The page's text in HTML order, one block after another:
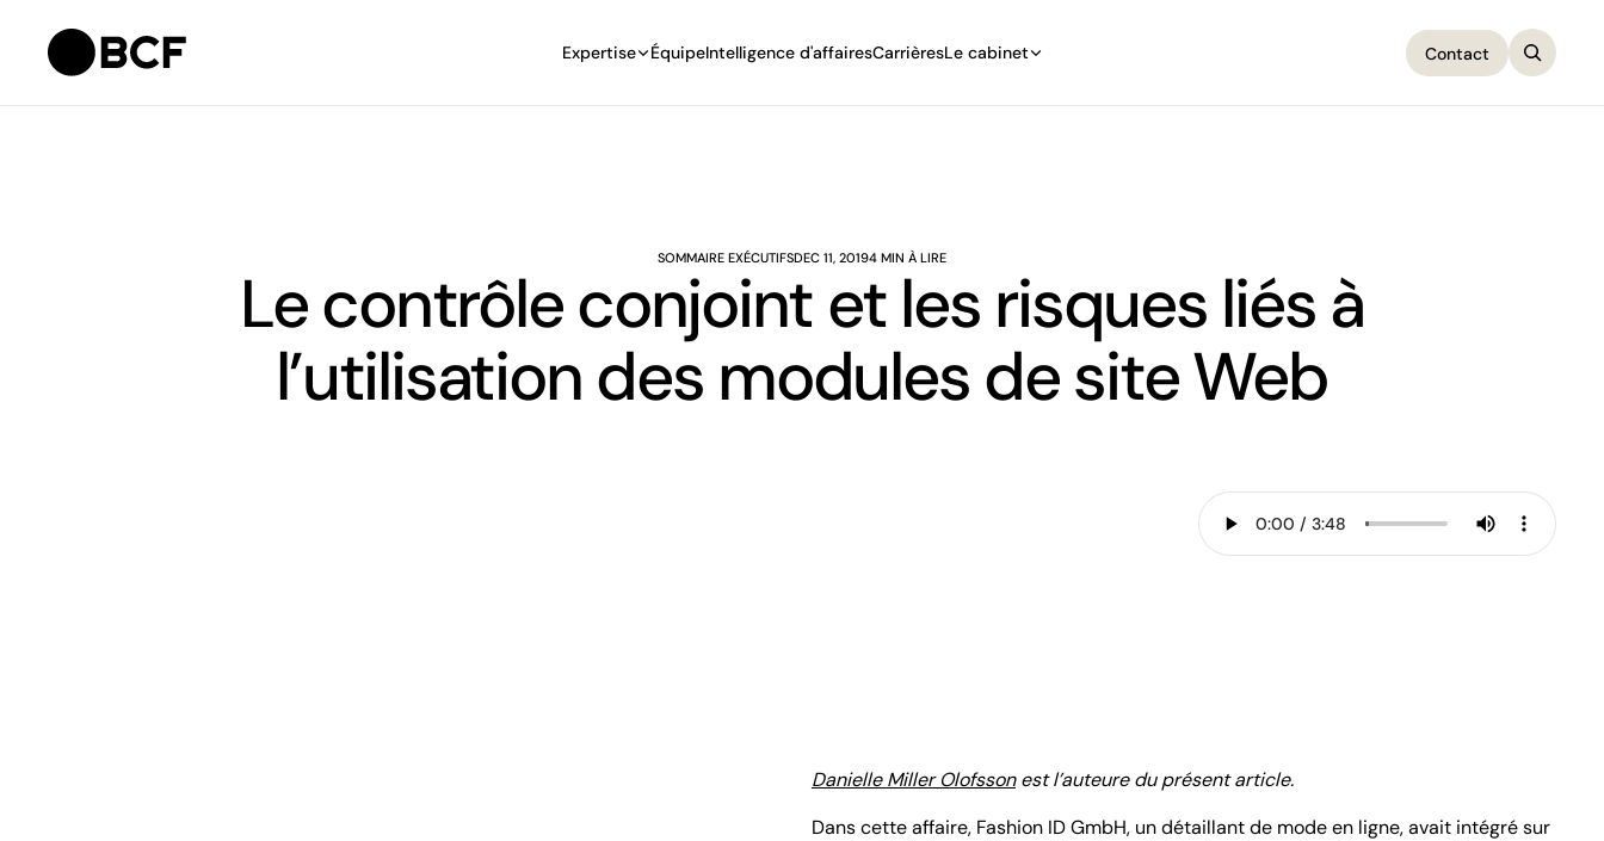
Expertise ÉquipeIntelligence d'affairesCarrièresLe cabinet Contact
SOMMAIRE EXÉCUTIFSDEC 11, 20194 MIN À LIRE
Le contrôle conjoint et les risques liés à
l’utilisation des modules de site Web
Danielle Miller Olofssonest l’auteure du présent article.
Dans cette affaire, Fashion ID GmbH, un détaillant de mode en ligne, avait intégré sur